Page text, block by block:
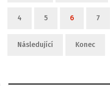
4 5 6 7
Následující Konec